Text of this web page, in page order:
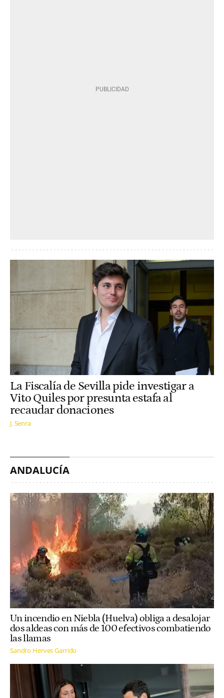
La Fiscalía de Sevilla pide investigar a
Vito Quiles por presunta estafa al
recaudar donaciones
J. Senra
ANDALUCÍA
Un incendio en Niebla (Huelva) obliga a desalojar
dos aldeas con más de 100 efectivos combatiendo
las llamas
Sandro Herves Garrido